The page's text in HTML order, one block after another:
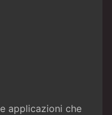
applicazioni che